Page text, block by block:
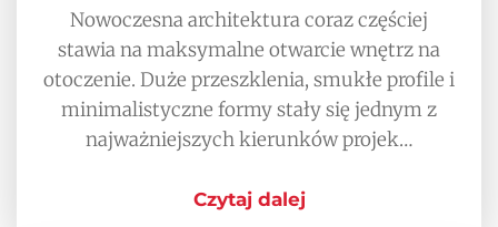
Nowoczesna architektura coraz częściej
stawia na maksymalne otwarcie wnętrz na
otoczenie. Duże przeszklenia, smukłe profile i
minimalistyczne formy stały się jednym z
najważniejszych kierunków projek…
Czytaj dalej